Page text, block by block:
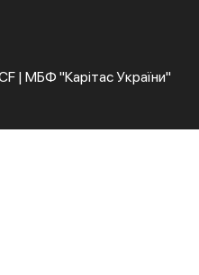
| МБФ "Карітас України"